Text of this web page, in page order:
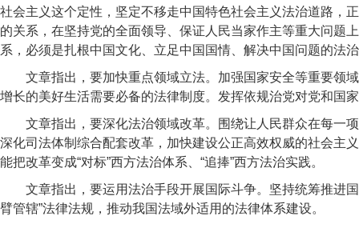
社会主义这个定性，坚定不移走中国特色社会主义法治道路，
的关系，在坚持党的全面领导、保证人民当家作主等重大问题
系，必须是扎根中国文化、立足中国国情、解决中国问题的法
文章指出，要加快重点领域立法。加强国家安全等重要领
增长的美好生活需要必备的法律制度。发挥依规治党对党和国
文章指出，要深化法治领域改革。围绕让人民群众在每一
深化司法体制综合配套改革，加快建设公正高效权威的社会主
能把改革变成“对标”西方法治体系、“追捧”西方法治实践。
文章指出，要运用法治手段开展国际斗争。坚持统筹推进
臂管辖”法律法规，推动我国法域外适用的法律体系建设。